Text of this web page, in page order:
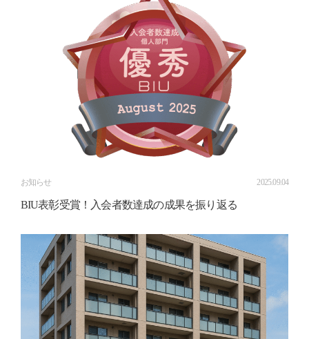
お知らせ 2025.09.04
BIU表彰受賞！入会者数達成の成果を振り返る